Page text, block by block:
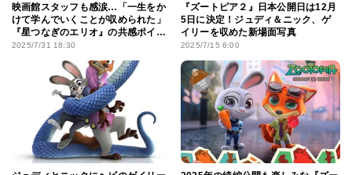
映画館スタッフも感涙…「一生をか
けて学んでいくことが収められた」
『星つなぎのエリオ』の共感ポイン
トって？
2025/7/31 18:30
『ズートピア２』日本公開日は12月
5日に決定！ジュディ＆ニック、ゲ
イリーを収めた新場面写真
2025/7/15 6:00